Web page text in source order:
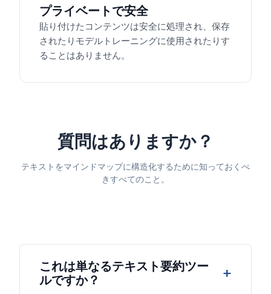
プライベートで安全
貼り付けたコンテンツは安全に処理され、保存
されたりモデルトレーニングに使用されたりす
ることはありません。
質問はありますか？
テキストをマインドマップに構造化するために知っておくべ
きすべてのこと。
これは単なるテキスト要約ツー
ルですか？